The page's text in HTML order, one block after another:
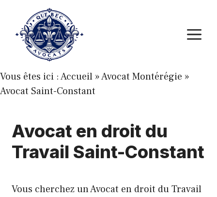
contenu
Vous êtes ici :Accueil »Avocat Montérégie »
Avocat Saint-Constant
Avocat en droit du
Travail Saint-Constant
Vous cherchez un Avocat en droit du Travail